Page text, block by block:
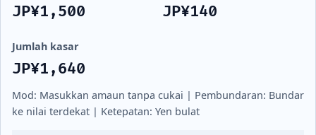
JP¥1,500 JP¥140
Jumlah kasar
JP¥1,640
Mod: Masukkan amaun tanpa cukai | Pembundaran: Bundar
ke nilai terdekat | Ketepatan: Yen bulat